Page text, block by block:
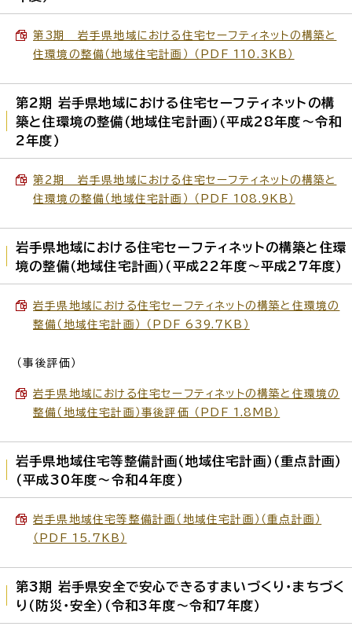
第3期 岩手県地域における住宅セーフティネットの構築と
住環境の整備（地域住宅計画） （PDF 110.3KB）
第2期 岩手県地域における住宅セーフティネットの構
築と住環境の整備（地域住宅計画）（平成28年度～令和
2年度）
第2期 岩手県地域における住宅セーフティネットの構築と
住環境の整備（地域住宅計画） （PDF 108.9KB）
岩手県地域における住宅セーフティネットの構築と住環
境の整備（地域住宅計画）（平成22年度～平成27年度）
岩手県地域における住宅セーフティネットの構築と住環境の
整備（地域住宅計画） （PDF 639.7KB）
（事後評価）
岩手県地域における住宅セーフティネットの構築と住環境の
整備（地域住宅計画）事後評価 （PDF 1.8MB）
岩手県地域住宅等整備計画（地域住宅計画）（重点計画）
（平成30年度～令和4年度）
岩手県地域住宅等整備計画（地域住宅計画）（重点計画）
（PDF 15.7KB）
第3期 岩手県安全で安心できるすまいづくり・まちづく
り（防災・安全）（令和3年度～令和7年度）